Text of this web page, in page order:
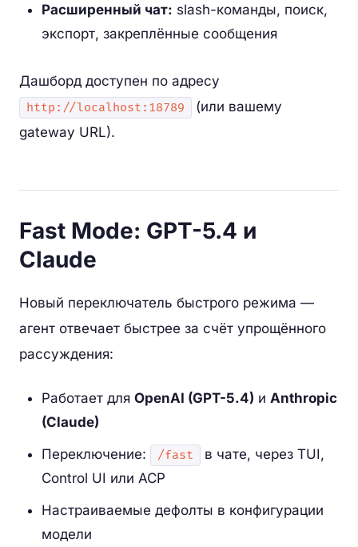
Расширенный чат: slash-команды, поиск,
экспорт, закреплённые сообщения
Дашборд доступен по адресу
http://localhost:18789
(или вашему
gateway URL).
Fast Mode: GPT-5.4 и
Claude
Новый переключатель быстрого режима —
агент отвечает быстрее за счёт упрощённого
рассуждения:
Работает для OpenAI (GPT-5.4) и Anthropic
(Claude)
Переключение:
/fast
в чате, через TUI,
Control UI или ACP
Настраиваемые дефолты в конфигурации
модели